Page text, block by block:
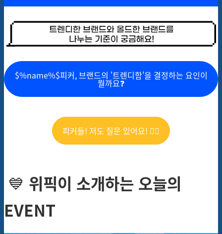
$%name%$피커, 브랜드의 '트렌디함'을 결정하는 요인이
뭘까요❓
피커들! 저도 질문 있어요! 🙋‍♀️
💙 위픽이 소개하는 오늘의
EVENT